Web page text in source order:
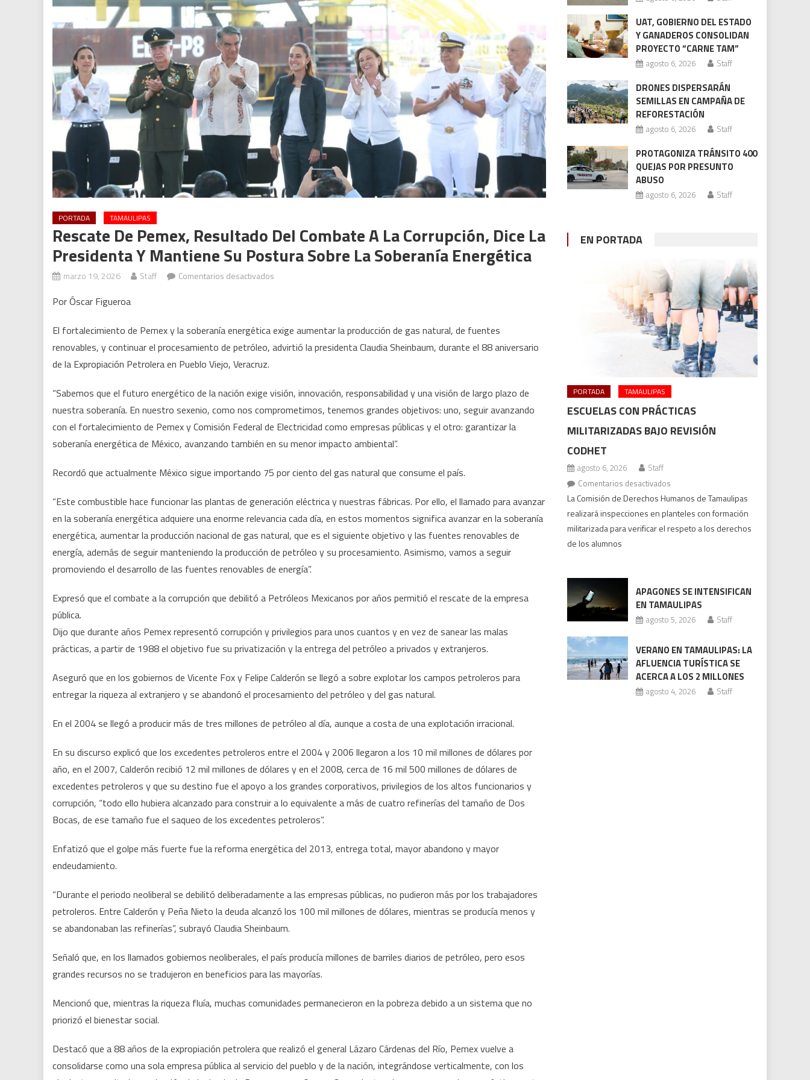
PORTADA TAMAULIPAS
Rescate De Pemex, Resultado Del Combate A La Corrupción, Dice La
Presidenta Y Mantiene Su Postura Sobre La Soberanía Energética
marzo 19, 2026 Staff Comentarios desactivados
resultado
del
la
corrupción,
dice
la
y
su
postura
sobre
la
soberanía
energética
Por Óscar Figueroa
El fortalecimiento de Pemex y la soberanía energética exige aumentar la producción de gas natural, de fuentes
renovables, y continuar el procesamiento de petróleo, advirtió la presidenta Claudia Sheinbaum, durante el 88 aniversario
de la Expropiación Petrolera en Pueblo Viejo, Veracruz.
“Sabemos que el futuro energético de la nación exige visión, innovación, responsabilidad y una visión de largo plazo de
nuestra soberanía. En nuestro sexenio, como nos comprometimos, tenemos grandes objetivos: uno, seguir avanzando
con el fortalecimiento de Pemex y Comisión Federal de Electricidad como empresas públicas y el otro: garantizar la
soberanía energética de México, avanzando también en su menor impacto ambiental”.
Recordó que actualmente México sigue importando 75 por ciento del gas natural que consume el país.
“Este combustible hace funcionar las plantas de generación eléctrica y nuestras fábricas. Por ello, el llamado para avanzar
en la soberanía energética adquiere una enorme relevancia cada día, en estos momentos significa avanzar en la soberanía
energética, aumentar la producción nacional de gas natural, que es el siguiente objetivo y las fuentes renovables de
energía, además de seguir manteniendo la producción de petróleo y su procesamiento. Asimismo, vamos a seguir
promoviendo el desarrollo de las fuentes renovables de energía”.
Expresó que el combate a la corrupción que debilitó a Petróleos Mexicanos por años permitió el rescate de la empresa
pública.
Dijo que durante años Pemex representó corrupción y privilegios para unos cuantos y en vez de sanear las malas
prácticas, a partir de 1988 el objetivo fue su privatización y la entrega del petróleo a privados y extranjeros.
Aseguró que en los gobiernos de Vicente Fox y Felipe Calderón se llegó a sobre explotar los campos petroleros para
entregar la riqueza al extranjero y se abandonó el procesamiento del petróleo y del gas natural.
En el 2004 se llegó a producir más de tres millones de petróleo al día, aunque a costa de una explotación irracional.
En su discurso explicó que los excedentes petroleros entre el 2004 y 2006 llegaron a los 10 mil millones de dólares por
año, en el 2007, Calderón recibió 12 mil millones de dólares y en el 2008, cerca de 16 mil 500 millones de dólares de
excedentes petroleros y que su destino fue el apoyo a los grandes corporativos, privilegios de los altos funcionarios y
corrupción, “todo ello hubiera alcanzado para construir a lo equivalente a más de cuatro refinerías del tamaño de Dos
Bocas, de ese tamaño fue el saqueo de los excedentes petroleros”.
Enfatizó que el golpe más fuerte fue la reforma energética del 2013, entrega total, mayor abandono y mayor
endeudamiento.
“Durante el periodo neoliberal se debilitó deliberadamente a las empresas públicas, no pudieron más por los trabajadores
petroleros. Entre Calderón y Peña Nieto la deuda alcanzó los 100 mil millones de dólares, mientras se producía menos y
se abandonaban las refinerías”, subrayó Claudia Sheinbaum.
Señaló que, en los llamados gobiernos neoliberales, el país producía millones de barriles diarios de petróleo, pero esos
grandes recursos no se tradujeron en beneficios para las mayorías.
Mencionó que, mientras la riqueza fluía, muchas comunidades permanecieron en la pobreza debido a un sistema que no
priorizó el bienestar social.
Destacó que a 88 años de la expropiación petrolera que realizó el general Lázaro Cárdenas del Río, Pemex vuelve a
consolidarse como una sola empresa pública al servicio del pueblo y de la nación, integrándose verticalmente, con los
UAT, GOBIERNO DEL ESTADO
Y GANADEROS CONSOLIDAN
PROYECTO “CARNE TAM”
agosto 6, 2026 Staff
DRONES DISPERSARÁN
SEMILLAS EN CAMPAÑA DE
REFORESTACIÓN
agosto 6, 2026 Staff
PROTAGONIZA TRÁNSITO 400
QUEJAS POR PRESUNTO
ABUSO
agosto 6, 2026 Staff
EN PORTADA
PORTADA TAMAULIPAS
ESCUELAS CON PRÁCTICAS
MILITARIZADAS BAJO REVISIÓN
CODHET
agosto 6, 2026
Staff
Comentarios desactivados
Escuelas
con
prácticas
La Comisión de Derechos Humanos de Tamaulipas
realizará inspecciones en planteles con formación
militarizada para verificar el respeto a los derechos
de los alumnos
APAGONES SE INTENSIFICAN
EN TAMAULIPAS
agosto 5, 2026 Staff
VERANO EN TAMAULIPAS: LA
AFLUENCIA TURÍSTICA SE
ACERCA A LOS 2 MILLONES
agosto 4, 2026 Staff